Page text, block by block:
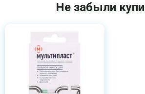
Не забыли